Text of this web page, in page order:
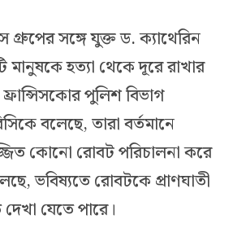
সঙ্গে যুক্ত ড. ক্যাথেরিন
হত্যা থেকে দূরে রাখার
পুলিশ বিভাগ
বলেছে, তারা বর্তমানে
কোনো রোবট পরিচালনা করে
ভবিষ্যতে রোবটকে প্রাণঘাতী
যেতে পারে।